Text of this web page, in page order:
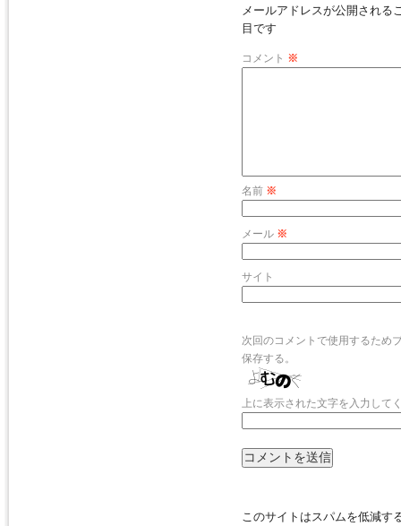
メールアドレスが公開される
目です
コメント ※
名前 ※
メール ※
サイト
次回のコメントで使用するため
保存する。
上に表示された文字を入力して
このサイトはスパムを低減す